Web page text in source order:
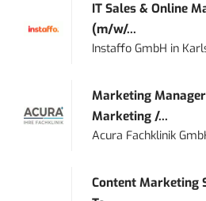
IT Sales & Online
(m/w/...
Instaffo GmbH in
Marketing
Marketing /...
Acura Fachklinik
Content Marketing